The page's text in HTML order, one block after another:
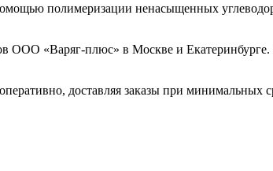
полимеризации ненасыщенных
ООО «Варяг-плюс» в Москве и
доставляя заказы при минимальных